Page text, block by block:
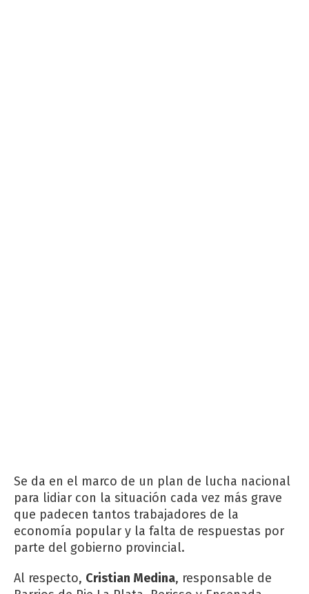
Se da en el marco de un plan de lucha nacional
para lidiar con la situación cada vez más grave
que padecen tantos trabajadores de la
economía popular y la falta de respuestas por
parte del gobierno provincial.
Al respecto, Cristian Medina, responsable de